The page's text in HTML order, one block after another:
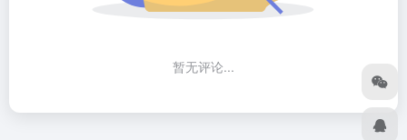
暂无评论...